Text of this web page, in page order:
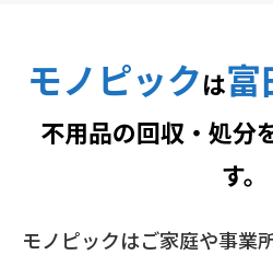
モノピックは富
不用品の回収・処分
す。
モノピックはご家庭や事業